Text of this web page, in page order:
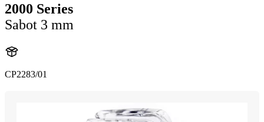
2000 Series
Sabot 3 mm
CP2283/01